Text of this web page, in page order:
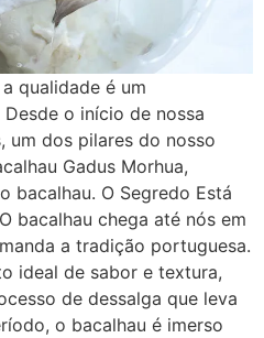
qualidade é um
o início de nossa
um dos pilares do nosso
Gadus Morhua,
bacalhau. O Segredo Está
bacalhau chega até nós em
a tradição portuguesa.
ideal de sabor e textura,
de dessalga que leva
o bacalhau é imerso